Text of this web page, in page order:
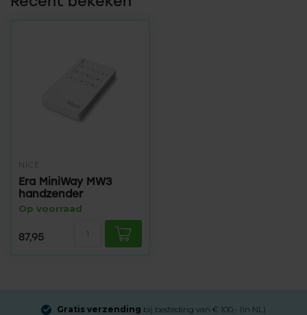
NICE
Era MiniWay MW3
handzender
Op voorraad
87,95
Gratis verzending bij besteding van € 100,- (in NL)